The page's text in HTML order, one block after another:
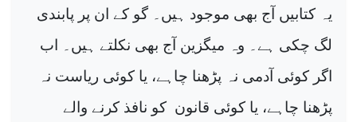
یہ کتابیں آج بھی موجود ہیں۔ گو کے ان پر پابندی
لگ چکی ہے۔ وہ میگزین آج بھی نکلتے ہیں۔ اب
اگر کوئی آدمی نہ پڑھنا چاہے، یا کوئی ریاست نہ
پڑھنا چاہے، یا کوئی قانون کو نافذ کرنے والے